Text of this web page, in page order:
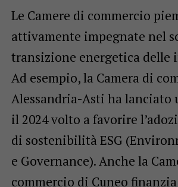
Le Camere di commercio
attivamente impegnate nel
transizione energetica delle
Ad esempio, la Camera di
Alessandria-Asti ha lanciato
il 2024 volto a favorire
di sostenibilità ESG
e Governance). Anche la
commercio di Cuneo